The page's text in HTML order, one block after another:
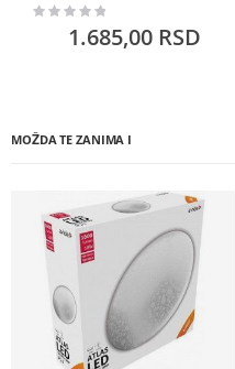
Rating:
1.685,00 RSD
MOŽDA TE ZANIMA I